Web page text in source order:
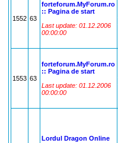
1552 63
forteforum.MyForum.ro
:: Pagina de start
Last update: 01.12.2006
00:00:00
1553 63
forteforum.MyForum.ro
:: Pagina de start
Last update: 01.12.2006
00:00:00
Lordul Dragon Online